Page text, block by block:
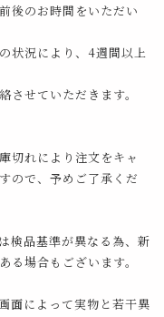
後のお時間をいただい
状況により、4週間以上
させていただきます。
切れにより注文をキャ
ので、予めご了承くだ
検品基準が異なる為、新
る場合もございます。
面によって実物と若干異